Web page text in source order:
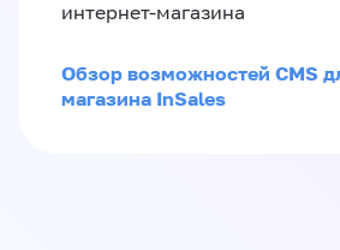
интернет-магазина
Обзор возможностей CMS
магазина InSales